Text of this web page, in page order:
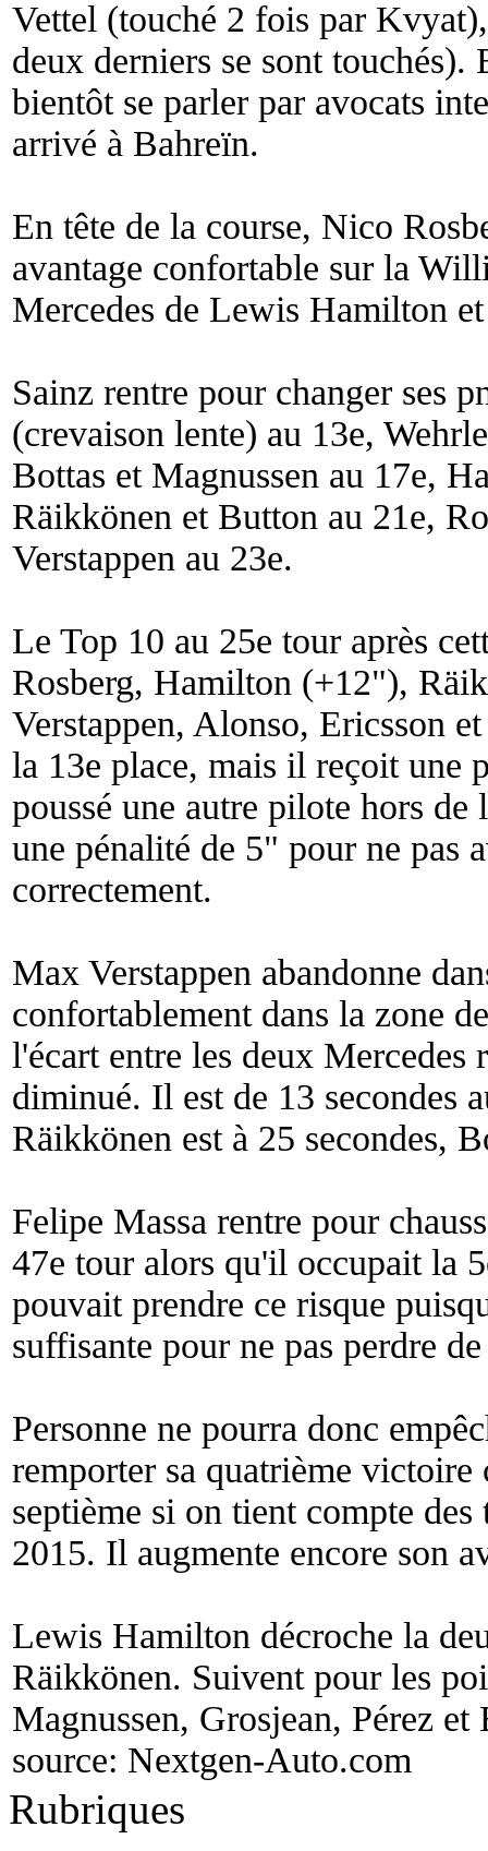
Vettel (touché 2 fois par
deux derniers se sont
bientôt se parler par avocats
arrivé à Bahreïn.
En tête de la course, Nico
avantage confortable sur la
Mercedes de Lewis Hamilton
Sainz rentre pour changer ses
(crevaison lente) au 13e,
Bottas et Magnussen au 17e,
Räikkönen et Button au 21e,
Verstappen au 23e.
Le Top 10 au 25e tour après
Rosberg, Hamilton (+12"),
Verstappen, Alonso, Ericsson
la 13e place, mais il reçoit une
poussé une autre pilote hors
une pénalité de 5" pour ne pas
correctement.
Max Verstappen abandonne
confortablement dans la zone
l'écart entre les deux Mercedes
diminué. Il est de 13 secondes
Räikkönen est à 25 secondes,
Felipe Massa rentre pour
47e tour alors qu'il occupait la
pouvait prendre ce risque
suffisante pour ne pas perdre
Personne ne pourra donc
remporter sa quatrième victoire
septième si on tient compte
2015. Il augmente encore son
Lewis Hamilton décroche la
Räikkönen. Suivent pour les
Magnussen, Grosjean, Pérez et
source: Nextgen-Auto.com
Rubriques